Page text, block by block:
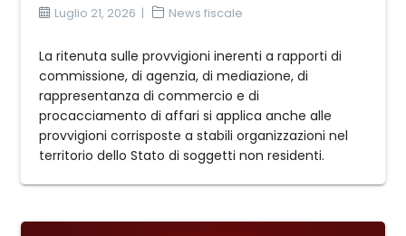
Luglio 21, 2026 News fiscale
La ritenuta sulle provvigioni inerenti a rapporti di
commissione, di agenzia, di mediazione, di
rappresentanza di commercio e di
procacciamento di affari si applica anche alle
provvigioni corrisposte a stabili organizzazioni nel
territorio dello Stato di soggetti non residenti.